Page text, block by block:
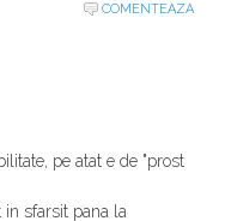
COMENTEAZA
pe atat e de "prost
in sfarsit pana la